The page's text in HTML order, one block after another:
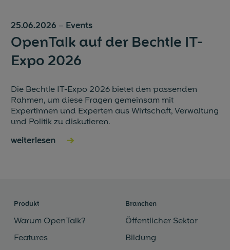
25.06.2026 – Events
OpenTalk auf der Bechtle IT-
Expo 2026
Die Bechtle IT-Expo 2026 bietet den passenden
Rahmen, um diese Fragen gemeinsam mit
Expertinnen und Experten aus Wirtschaft, Verwaltung
und Politik zu diskutieren.
weiterlesen →
Produkt
Warum OpenTalk?
Features
Branchen
Öffentlicher Sektor
Bildung